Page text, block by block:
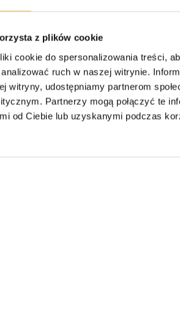
z plików cookie
cookie do spersonalizowania treści,
analizować ruch w naszej witrynie.
witryny, udostępniamy partnerom
Partnerzy mogą połączyć te
od Ciebie lub uzyskanymi podczas